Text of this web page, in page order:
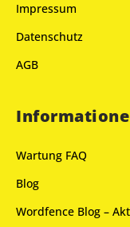
Impressum
Datenschutz
AGB
Wartung FAQ
Blog
Wordfence Blog –